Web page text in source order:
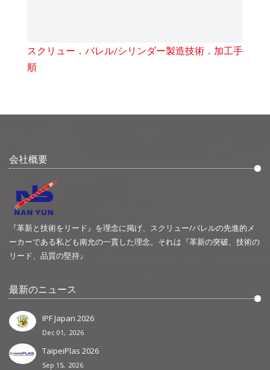
スクリュー．バレル/シリンダー製造技術．加工手
順
会社概要
『革新と技術をリード』を理念に掲げ、スクリュー/バレルの先進的メ
ーカーである私ども南允の一貫した理念。それは『革新の突破、技術の
リード、品質の堅持』
最新のニュース
IPF Japan 2026
Dec 01, 2026
TaipeiPlas 2026
Sep 15, 2026